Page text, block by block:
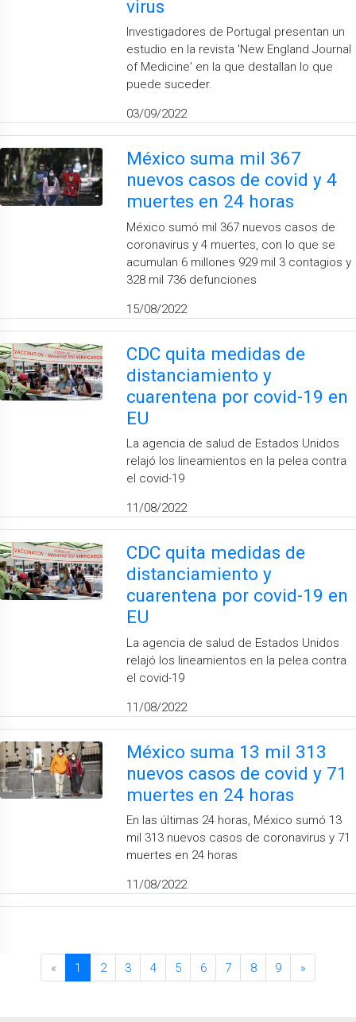
virus
Investigadores de Portugal presentan un
estudio en la revista 'New England Journal
of Medicine' en la que destallan lo que
puede suceder.
03/09/2022
México suma mil 367
nuevos casos de covid y 4
muertes en 24 horas
México sumó mil 367 nuevos casos de
coronavirus y 4 muertes, con lo que se
acumulan 6 millones 929 mil 3 contagios y
328 mil 736 defunciones
15/08/2022
CDC quita medidas de
distanciamiento y
cuarentena por covid-19 en
EU
La agencia de salud de Estados Unidos
relajó los lineamientos en la pelea contra
el covid-19
11/08/2022
CDC quita medidas de
distanciamiento y
cuarentena por covid-19 en
EU
La agencia de salud de Estados Unidos
relajó los lineamientos en la pelea contra
el covid-19
11/08/2022
México suma 13 mil 313
nuevos casos de covid y 71
muertes en 24 horas
En las últimas 24 horas, México sumó 13
mil 313 nuevos casos de coronavirus y 71
muertes en 24 horas
11/08/2022
« 1 2 3 4 5 6 7 8 9 »